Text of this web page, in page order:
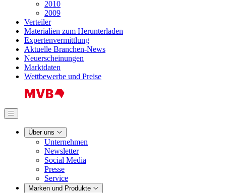
2010
2009
Verteiler
Materialien zum Herunterladen
Expertenvermittlung
Aktuelle Branchen-News
Neuerscheinungen
Marktdaten
Wettbewerbe und Preise
Über uns
Unternehmen
Newsletter
Social Media
Presse
Service
Marken und Produkte